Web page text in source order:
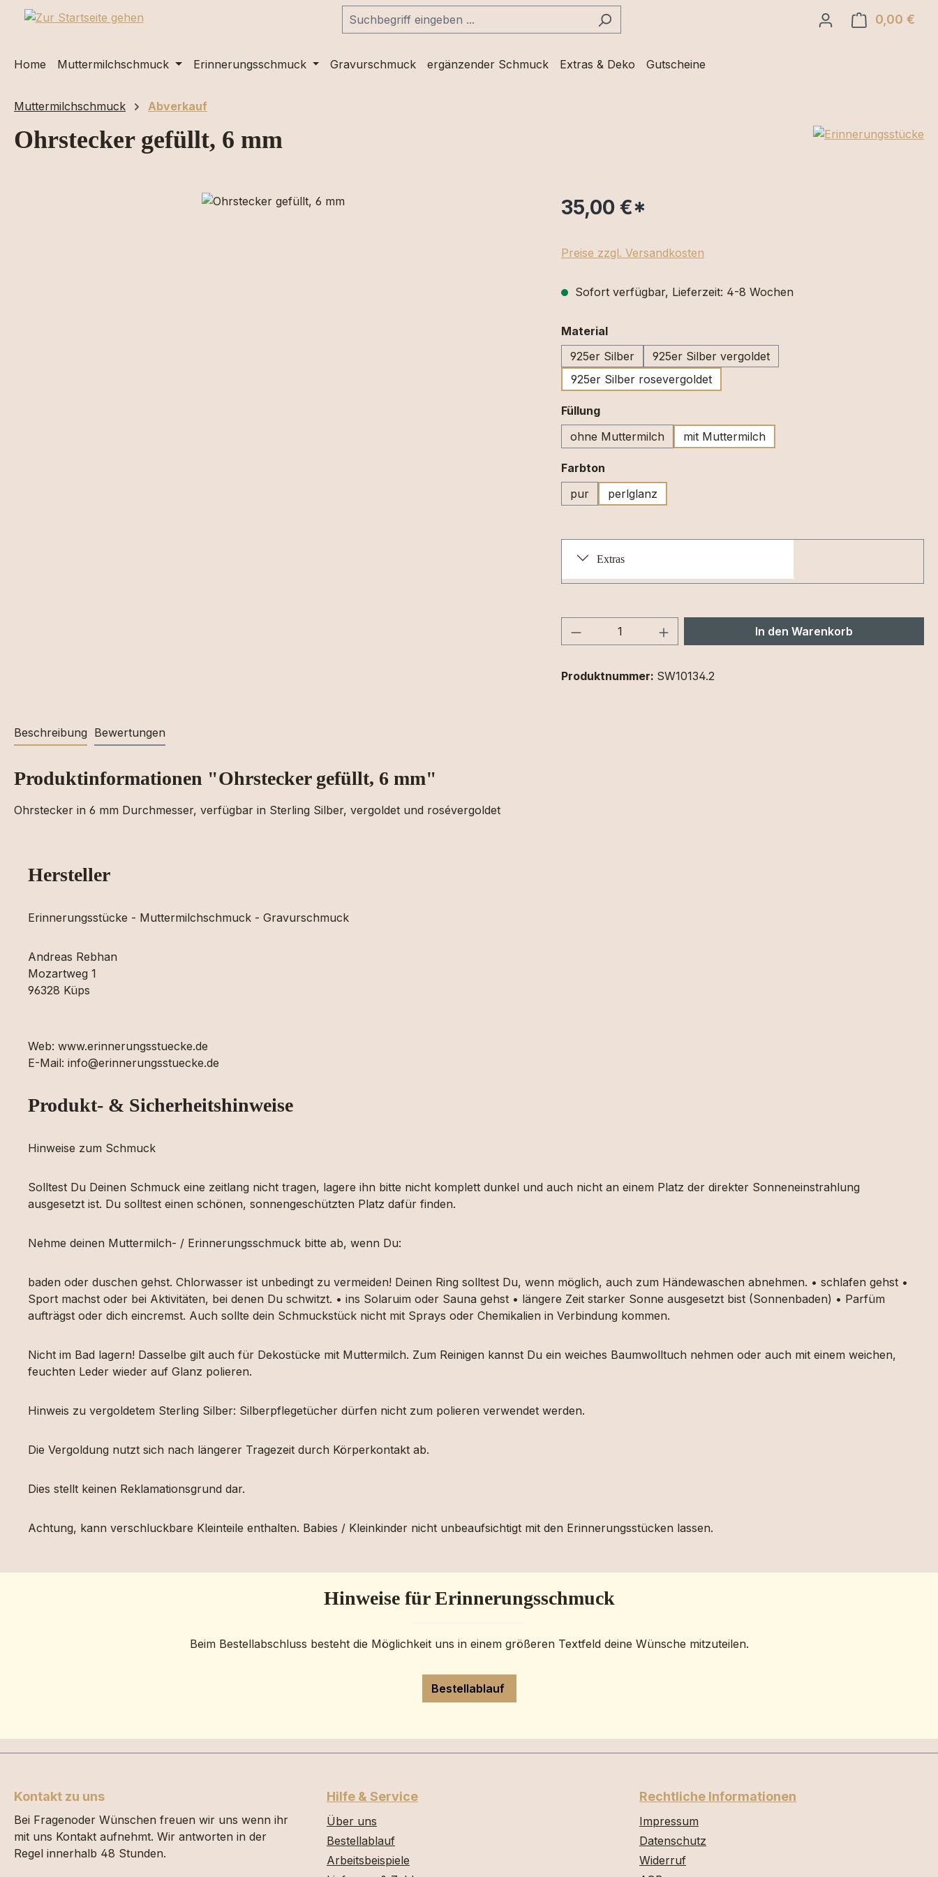
Hauptinhalt springen
Zur Suche springen
Zur Hauptnavigation springen 0,00 €
Home Muttermilchschmuck Erinnerungsschmuck Gravurschmuck ergänzender Schmuck Extras & Deko Gutscheine
Muttermilchschmuck Abverkauf
Ohrstecker gefüllt, 6 mm
35,00 €*
Preise zzgl. Versandkosten
Sofort verfügbar, Lieferzeit: 4-8 Wochen
Materialauswählen
925er Silber
925er Silber vergoldet
925er Silber rosevergoldet
Füllungauswählen
ohne Muttermilch
mit Muttermilch
Farbton
pur
perlglanz
Extras
Produkt Anzahl: Gib den gewünschten Wert
In den Warenkorb
Produktnummer: SW10134.2
Beschreibung Bewertungen
Produktinformationen "Ohrstecker gefüllt, 6 mm"
Ohrstecker in 6 mm Durchmesser, verfügbar in Sterling Silber, vergoldet und rosévergoldet
Hersteller
Erinnerungsstücke - Muttermilchschmuck - Gravurschmuck
Andreas Rebhan
Mozartweg 1
96328 Küps
Web: www.erinnerungsstuecke.de
E-Mail: info@erinnerungsstuecke.de
Produkt- & Sicherheitshinweise
Hinweise zum Schmuck
Solltest Du Deinen Schmuck eine zeitlang nicht tragen, lagere ihn bitte nicht komplett dunkel und auch nicht an einem Platz der direkter Sonneneinstrahlung
ausgesetzt ist. Du solltest einen schönen, sonnengeschützten Platz dafür finden.
Nehme deinen Muttermilch- / Erinnerungsschmuck bitte ab, wenn Du:
baden oder duschen gehst. Chlorwasser ist unbedingt zu vermeiden! Deinen Ring solltest Du, wenn möglich, auch zum Händewaschen abnehmen. • schlafen gehst •
Sport machst oder bei Aktivitäten, bei denen Du schwitzt. • ins Solaruim oder Sauna gehst • längere Zeit starker Sonne ausgesetzt bist (Sonnenbaden) • Parfüm
aufträgst oder dich eincremst. Auch sollte dein Schmuckstück nicht mit Sprays oder Chemikalien in Verbindung kommen.
Nicht im Bad lagern! Dasselbe gilt auch für Dekostücke mit Muttermilch. Zum Reinigen kannst Du ein weiches Baumwolltuch nehmen oder auch mit einem weichen,
feuchten Leder wieder auf Glanz polieren.
Hinweis zu vergoldetem Sterling Silber: Silberpflegetücher dürfen nicht zum polieren verwendet werden.
Die Vergoldung nutzt sich nach längerer Tragezeit durch Körperkontakt ab.
Dies stellt keinen Reklamationsgrund dar.
Achtung, kann verschluckbare Kleinteile enthalten. Babies / Kleinkinder nicht unbeaufsichtigt mit den Erinnerungsstücken lassen.
Hinweise für Erinnerungsschmuck
Beim Bestellabschluss besteht die Möglichkeit uns in einem größeren Textfeld deine Wünsche mitzuteilen.
Bestellablauf
Kontakt zu uns
Bei Fragenoder Wünschen freuen wir uns wenn ihr
mit uns Kontakt aufnehmt. Wir antworten in der
Regel innerhalb 48 Stunden.
Hilfe & Service
Über uns
Bestellablauf
Arbeitsbeispiele
Rechtliche Informationen
Impressum
Datenschutz
Widerruf